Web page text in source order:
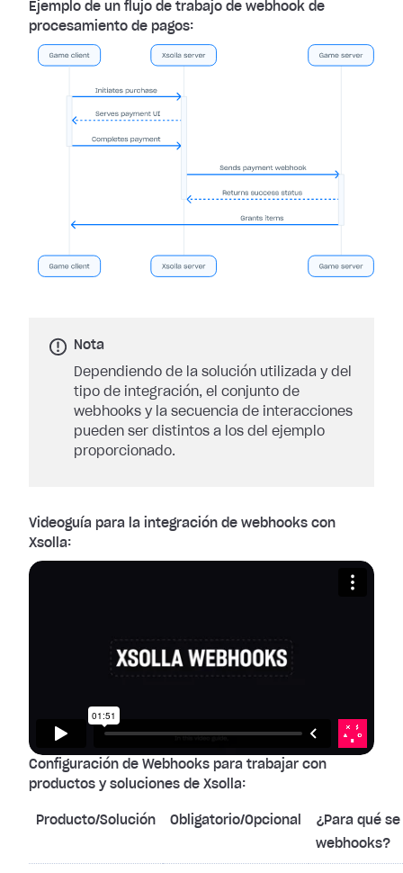
Ejemplo de un flujo de trabajo de webhook de
procesamiento de pagos:
Nota
Dependiendo de la solución utilizada y del
tipo de integración, el conjunto de
webhooks y la secuencia de interacciones
pueden ser distintos a los del ejemplo
proporcionado.
Videoguía para la integración de webhooks con
Xsolla:
Configuración de Webhooks para trabajar con
productos y soluciones de Xsolla:
Producto/Solución Obligatorio/Opcional
¿Para qué
webhooks?